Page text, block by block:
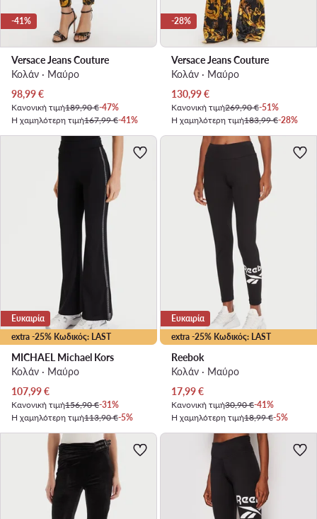
-41%
Versace Jeans Couture
Κολάν · Μαύρο
Τρέχουσα τιμή
98,99€
Κανονική τιμή189,90 €-47%
Η χαμηλότερη τιμή167,99 €-41%
-28%
Versace Jeans Couture
Κολάν · Μαύρο
Τρέχουσα τιμή
130,99€
Κανονική τιμή269,90 €-51%
Η χαμηλότερη τιμή183,99 €-28%
extra -25% Κωδικός: LAST
Ευκαιρία
MICHAEL Michael Kors
Κολάν · Μαύρο
Τρέχουσα τιμή
107,99€
Κανονική τιμή156,90 €-31%
Η χαμηλότερη τιμή113,90 €-5%
extra -25% Κωδικός: LAST
Ευκαιρία
Reebok
Κολάν · Μαύρο
Τρέχουσα τιμή
17,99€
Κανονική τιμή30,90 €-41%
Η χαμηλότερη τιμή18,99 €-5%